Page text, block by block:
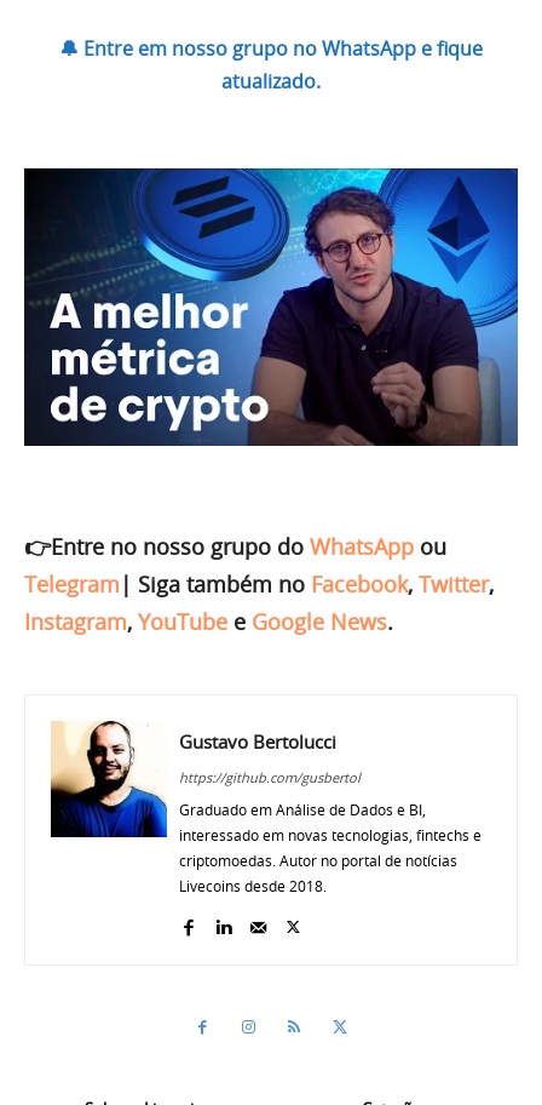
🔔 Entre em nosso grupo no WhatsApp e fique
atualizado.
👉Entre no nosso grupo do WhatsApp ou
Telegram | Siga também no Facebook, Twitter,
Instagram, YouTube e Google News.
Gustavo Bertolucci
https://github.com/gusbertol
Graduado em Análise de Dados e BI,
interessado em novas tecnologias, fintechs e
criptomoedas. Autor no portal de notícias
Livecoins desde 2018.